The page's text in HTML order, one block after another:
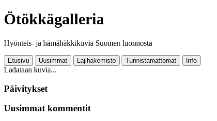
Ötökkägalleria
Hyönteis- ja hämähäkkikuvia Suomen luonnosta
Etusivu Uusimmat Lajihakemisto Tunnistamattomat Info
Ladataan kuvia...
Päivitykset
Uusimmat kommentit